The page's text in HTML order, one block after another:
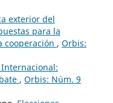
exterior del
para la
cooperación , Orbis:
, Orbis: Núm. 9